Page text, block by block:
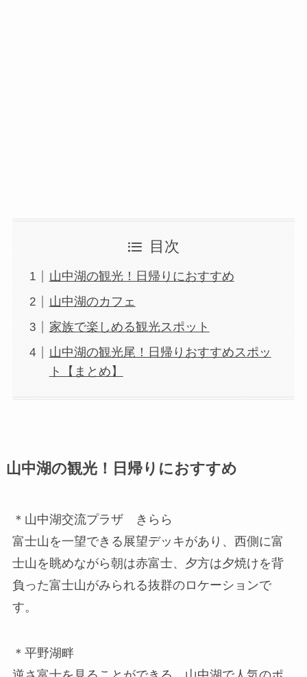
目次
山中湖の観光！日帰りにおすすめ
山中湖のカフェ
家族で楽しめる観光スポット
山中湖の観光尾！日帰りおすすめスポッ
ト【まとめ】
山中湖の観光！日帰りにおすすめ
＊山中湖交流プラザ きらら
富士山を一望できる展望デッキがあり、西側に富
士山を眺めながら朝は赤富士、夕方は夕焼けを背
負った富士山がみられる抜群のロケーションで
す。
＊平野湖畔